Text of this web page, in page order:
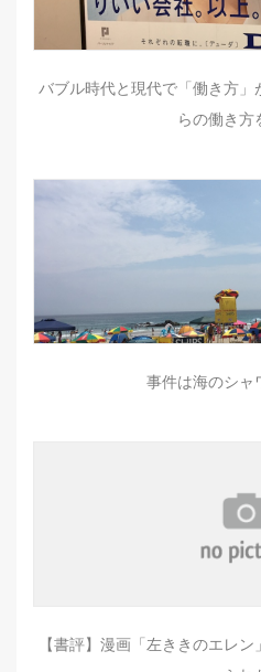
バブル時代と現代で「働き方
らの働き方
事件は海のシャ
【書評】漫画「左ききのエレ